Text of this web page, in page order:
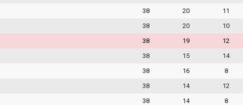
38 20 11
38 20 10
38 19 12
38 15 14
38 16 8
38 14 12
38 14 8